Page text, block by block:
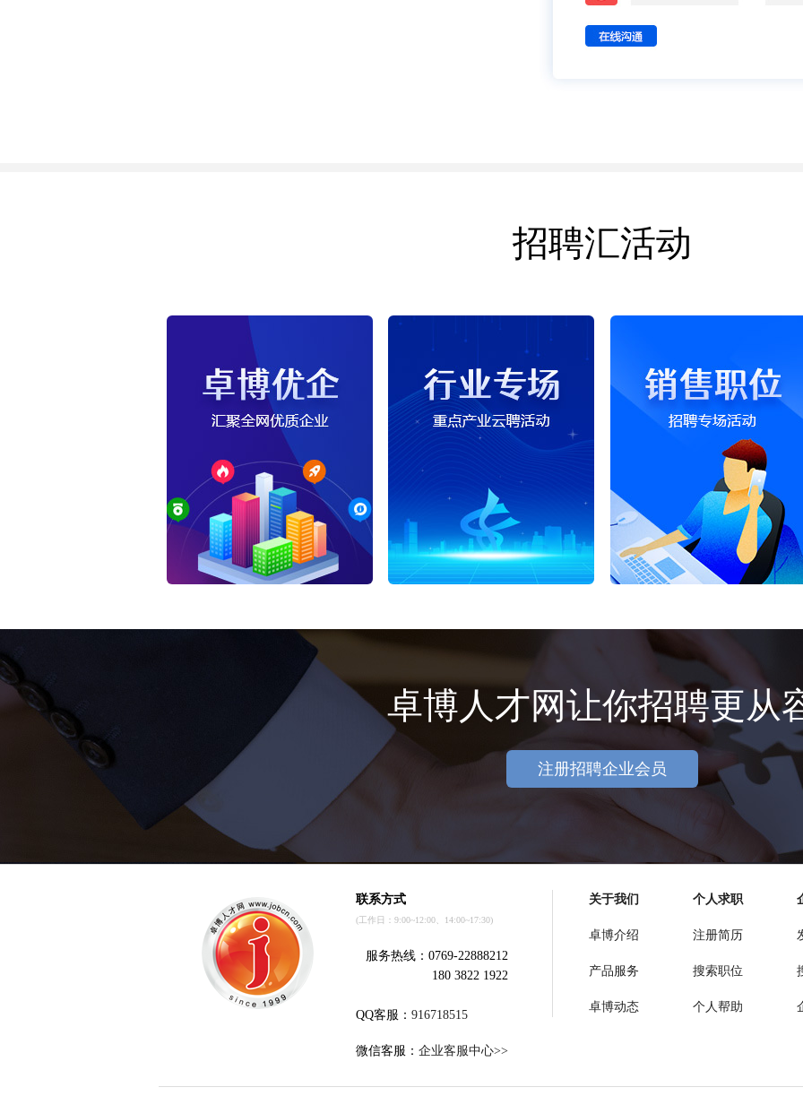
招聘汇活动
卓博人才网让你招聘更从
注册招聘企业会员
联系方式
(工作日：9:00~12:00、14:00~17:30)
服务热线：0769-22888212
180 3822 1922
QQ客服： 916718515
微信客服： 企业客服中心>>
关于我们
卓博介绍
产品服务
卓博动态
个人求职
注册简历
搜索职位
个人帮助